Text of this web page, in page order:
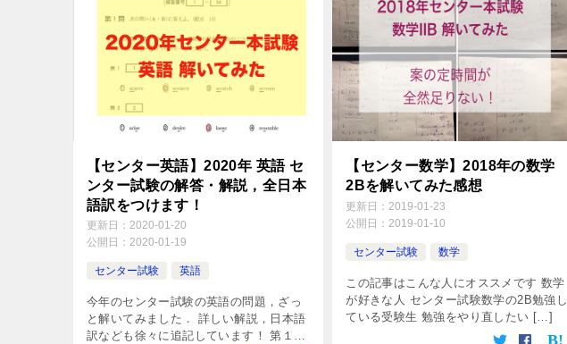
【センター英語】2020年 英語 セ
ンター試験の解答・解説，全日本
語訳をつけます！
更新日： 2020-01-20
公開日： 2020-01-19
センター試験 英語
今年のセンター試験の英語の問題，ざっ
と解いてみました． 詳しい解説，日本語
訳なども徐々に追記しています！ 第１
【センター数学】2018年の数学
2Bを解いてみた感想
更新日：2019-01-23
公開日：2019-01-10
センター試験 数学
この記事はこんな人にオススメです 数学
が好きな人 センター試験数学の2B勉強し
ている受験生 勉強をやり直したい […]